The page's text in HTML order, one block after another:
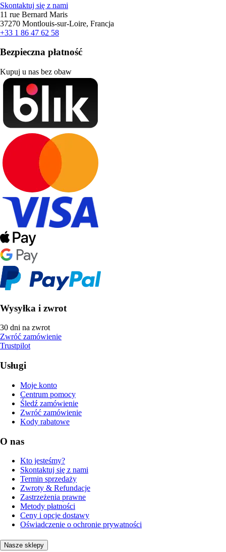
Skontaktuj się z nami
11 rue Bernard Maris
37270 Montlouis-sur-Loire, Francja
+33 1 86 47 62 58
Bezpieczna płatność
Kupuj u nas bez obaw
Wysyłka i zwrot
30 dni na zwrot
Zwróć zamówienie
Trustpilot
Usługi
Moje konto
Centrum pomocy
Śledź zamówienie
Zwróć zamówienie
Kody rabatowe
O nas
Kto jesteśmy?
Skontaktuj się z nami
Termin sprzedaży
Zwroty & Refundacje
Zastrzeżenia prawne
Metody płatności
Ceny i opcje dostawy
Oświadczenie o ochronie prywatności
Nasze sklepy